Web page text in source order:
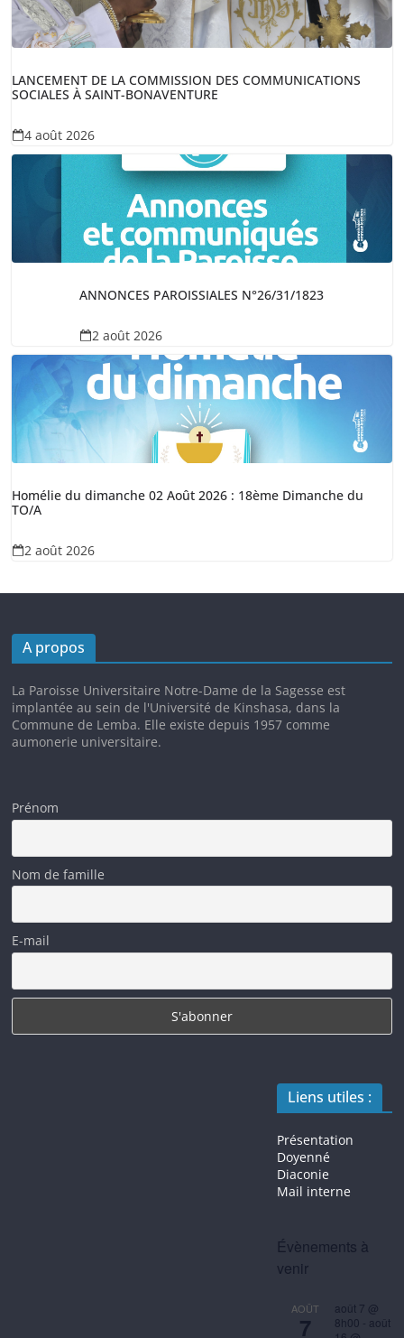
LANCEMENT DE LA COMMISSION DES COMMUNICATIONS
SOCIALES À SAINT-BONAVENTURE
4 août 2026
ANNONCES PAROISSIALES N°26/31/1823
2 août 2026
Homélie du dimanche 02 Août 2026 : 18ème Dimanche du
TO/A
2 août 2026
A propos
La Paroisse Universitaire Notre-Dame de la Sagesse est
implantée au sein de l'Université de Kinshasa, dans la
Commune de Lemba. Elle existe depuis 1957 comme
aumonerie universitaire.
Prénom
Nom de famille
E-mail
Liens utiles :
Présentation
Doyenné
Diaconie
Mail interne
Évènements à
venir
AOÛT
7
août 7 @
8h00 - août